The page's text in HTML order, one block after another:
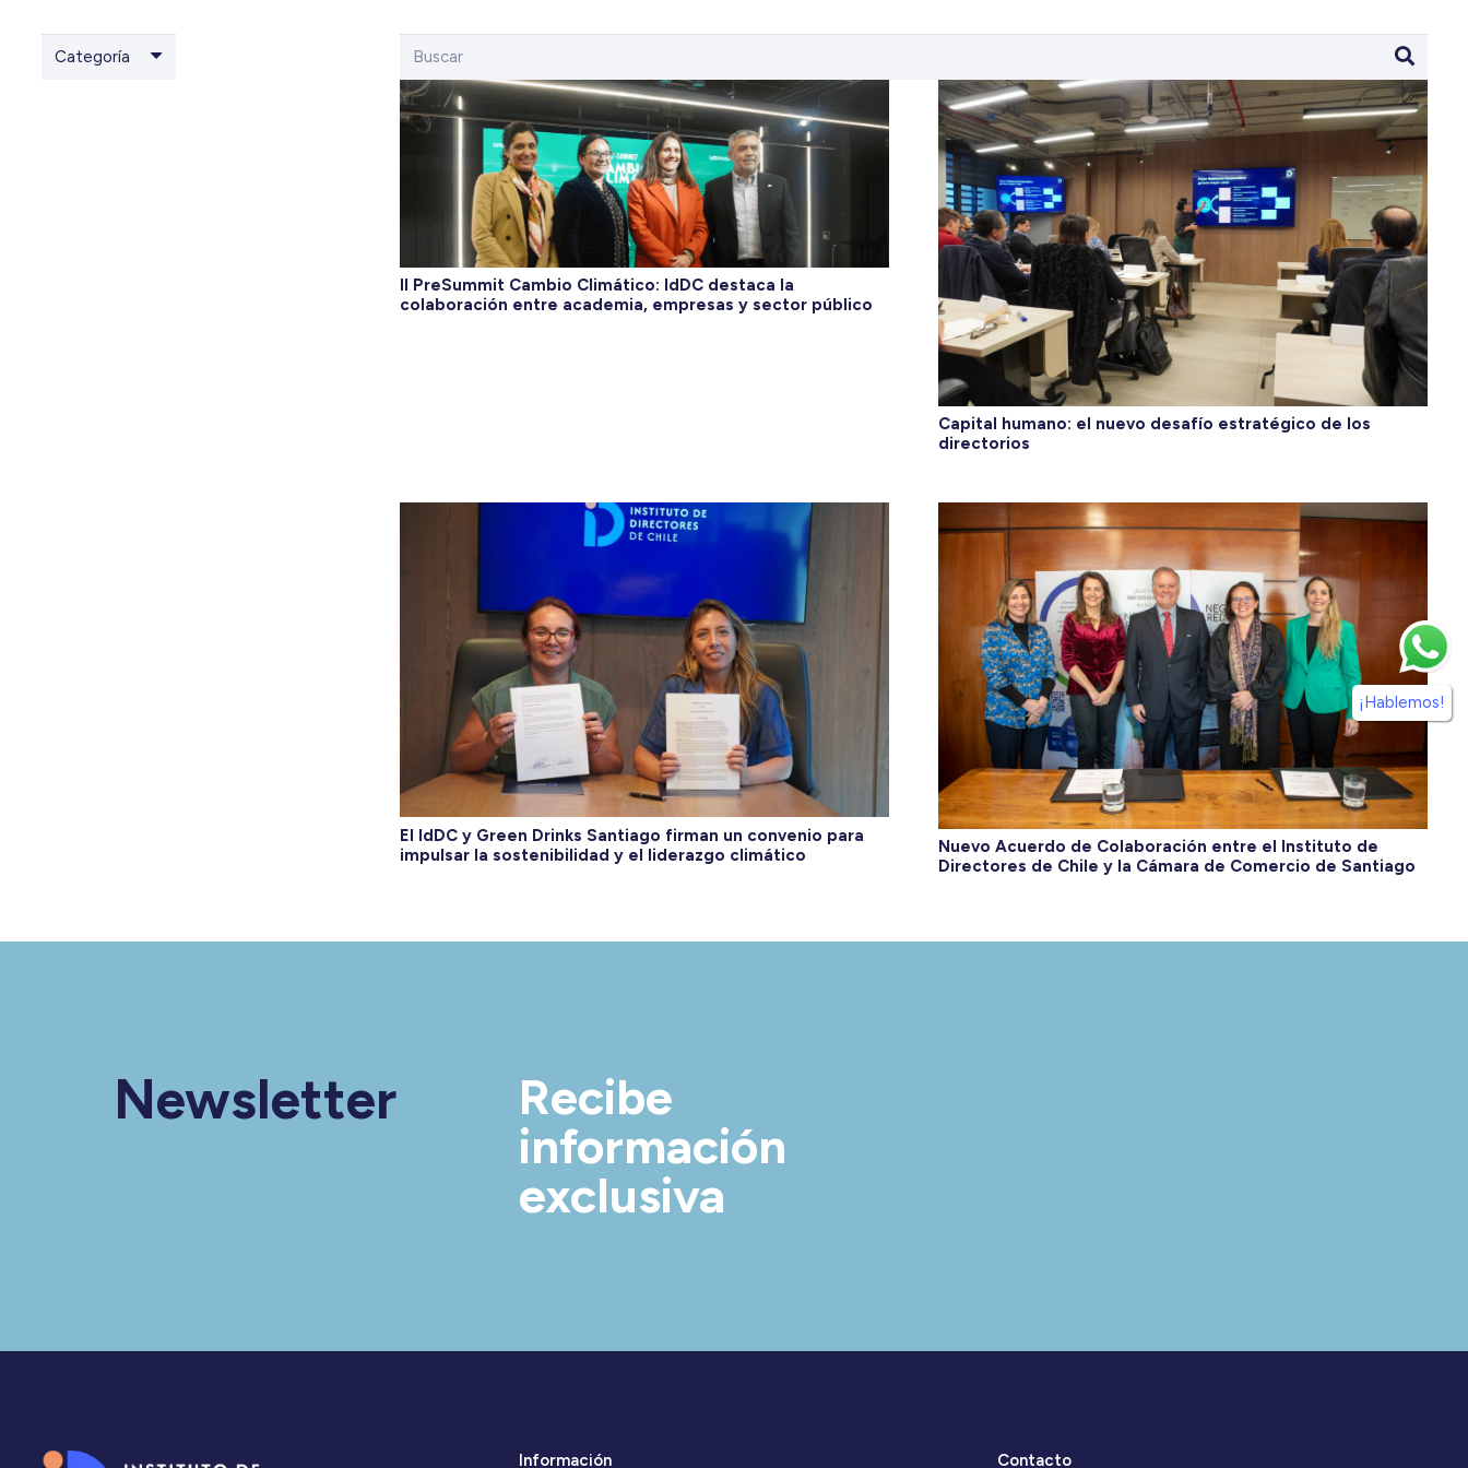
Categoría
II PreSummit Cambio Climático: IdDC destaca la
colaboración entre academia, empresas y sector público
Capital humano: el nuevo desafío estratégico de los
directorios
El IdDC y Green Drinks Santiago firman un convenio para
impulsar la sostenibilidad y el liderazgo climático
Nuevo Acuerdo de Colaboración entre el Instituto de
Directores de Chile y la Cámara de Comercio de Santiago
Newsletter
Recibe
información
exclusiva
Información Contacto
¡Hablemos!